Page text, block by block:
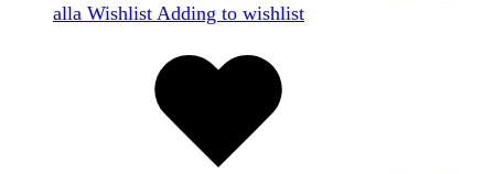
alla Wishlist Adding to wishlist